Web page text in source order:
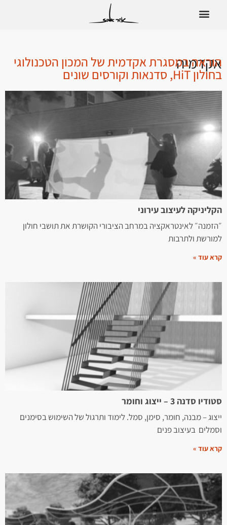
אקדמיה
הוראה במסגרת אקדמית של המכון הטכנולוגי
בחולון HiT, סדנאות וקורסים שונים
הקליניקה לעיצוב עירוני
״הזמנה״ לאינטראקציה במרחב הציבורי הקושרת את תושבי חולון
למורשת ולתרבות
קרא עוד »
סטודיו סדנה 3 – ייצוג וחומר
ייצוג – מבנה, חומר, סימן, סמל. לימוד ותרגול של השימוש בסימנים
וסמלים בעיצוב פנים
קרא עוד »